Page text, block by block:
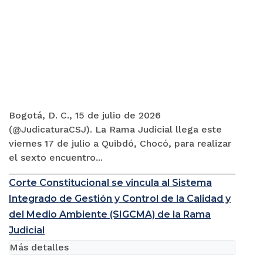
Bogotá, D. C., 15 de julio de 2026
(@JudicaturaCSJ). La Rama Judicial llega este
viernes 17 de julio a Quibdó, Chocó, para realizar
el sexto encuentro...
Corte Constitucional se vincula al Sistema
Integrado de Gestión y Control de la Calidad y
del Medio Ambiente (SIGCMA) de la Rama
Judicial
Más detalles